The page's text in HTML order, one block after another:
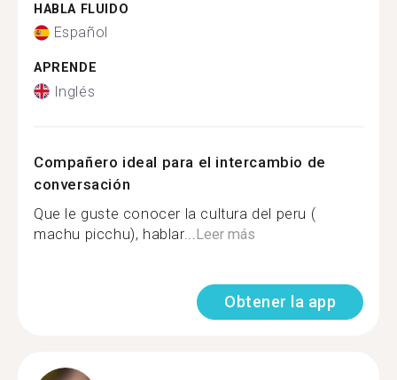
HABLA FLUIDO
Español
APRENDE
Inglés
Compañero ideal para el intercambio de
conversación
Que le guste conocer la cultura del peru (
machu picchu), hablar... Leer más
Obtener la app